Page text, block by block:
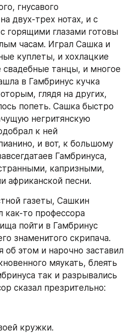
гнусавого
двух-трех нотах, и с
горящими глазами готовы
часам. Играл Сашка и
куплеты, и хохлацкие
свадебные танцы, и многое
в Гамбринус кучка
глядя на других,
попеть. Сашка быстро
негритянскую
к ней
и вот, к большому
Гамбринуса,
капризными,
африканской песни.
газеты, Сашкин
как-то профессора
пойти в Гамбринус
знаменитого скрипача.
об этом и нарочно заставил
мяукать, блеять
так и разрывались
сказал презрительно:
кружки.